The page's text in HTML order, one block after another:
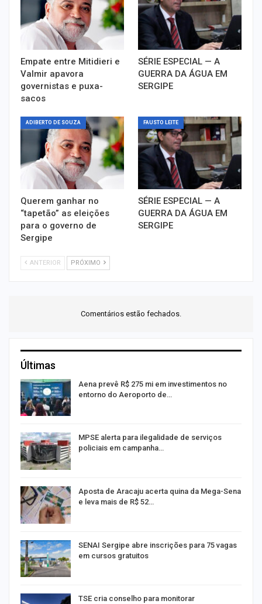
Empate entre Mitidieri e
Valmir apavora
governistas e puxa-
sacos
SÉRIE ESPECIAL — A
GUERRA DA ÁGUA EM
SERGIPE
ADIBERTO DE SOUZA
Querem ganhar no
“tapetão” as eleições
para o governo de
Sergipe
FAUSTO LEITE
SÉRIE ESPECIAL — A
GUERRA DA ÁGUA EM
SERGIPE
ANTERIOR PRÓXIMO
Comentários estão fechados.
Últimas
Aena prevê R$ 275 mi em investimentos no
entorno do Aeroporto de…
MPSE alerta para ilegalidade de serviços
policiais em campanha…
Aposta de Aracaju acerta quina da Mega-Sena
e leva mais de R$ 52…
SENAI Sergipe abre inscrições para 75 vagas
em cursos gratuitos
TSE cria conselho para monitorar